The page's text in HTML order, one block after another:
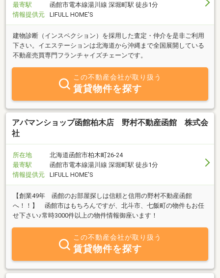
最寄駅
函館市電本線湯川線 深堀町駅 徒歩1分
情報提供元
LIFULL HOME'S
建物診断（インスペクション）を採用した査定・仲介を是非ご利用
下さい。イエステーションは北海道から沖縄まで全国展開している
不動産売買専門フランチャイズチェーンです。
この不動産会社が取り扱う
賃貸物件を探す
アパマンショップ函館柏木店 野村不動産函館 株式会
社
所在地
北海道函館市柏木町26-24
最寄駅
函館市電本線湯川線 深堀町駅 徒歩1分
情報提供元
LIFULL HOME'S
【創業49年 函館のお部屋探しは信頼と信用の野村不動産函館
へ！！】 函館市はもちろんですが、北斗市、七飯町の物件もお任
せ下さい♪常時3000件以上の物件情報御座います！
この不動産会社が取り扱う
賃貸物件を探す